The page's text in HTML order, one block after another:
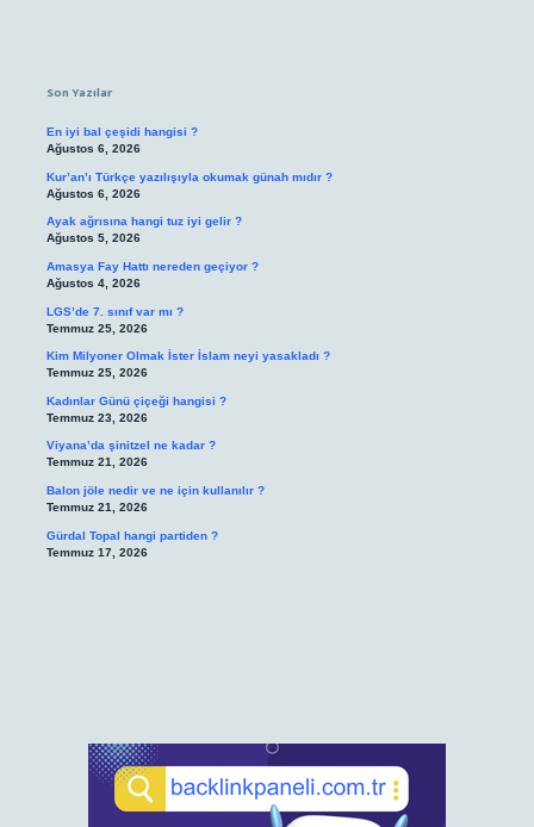
Son Yazılar
En iyi bal çeşidi hangisi ?
Ağustos 6, 2026
Kur’an’ı Türkçe yazılışıyla okumak günah mıdır ?
Ağustos 6, 2026
Ayak ağrısına hangi tuz iyi gelir ?
Ağustos 5, 2026
Amasya Fay Hattı nereden geçiyor ?
Ağustos 4, 2026
LGS’de 7. sınıf var mı ?
Temmuz 25, 2026
Kim Milyoner Olmak İster İslam neyi yasakladı ?
Temmuz 25, 2026
Kadınlar Günü çiçeği hangisi ?
Temmuz 23, 2026
Viyana’da şinitzel ne kadar ?
Temmuz 21, 2026
Balon jöle nedir ve ne için kullanılır ?
Temmuz 21, 2026
Gürdal Topal hangi partiden ?
Temmuz 17, 2026